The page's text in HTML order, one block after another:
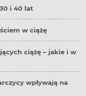
i 40 lat
w ciążę
ciążę – jakie i w
wpływają na